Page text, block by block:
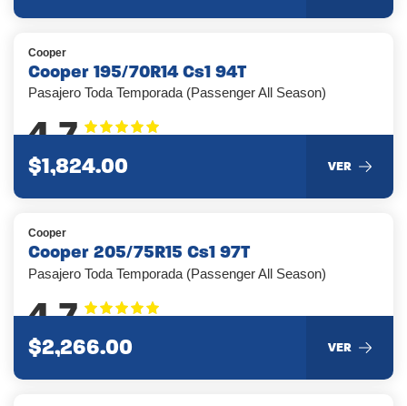
Cooper
Cooper 195/70R14 Cs1 94T
Pasajero Toda Temporada (Passenger All Season)
4.7
$1,824.00 VER
Cooper
Cooper 205/75R15 Cs1 97T
Pasajero Toda Temporada (Passenger All Season)
4.7
$2,266.00 VER